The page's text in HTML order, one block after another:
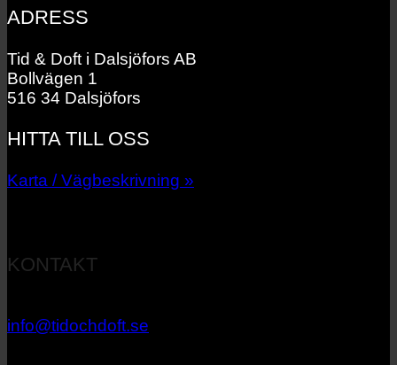
ADRESS
Tid & Doft i Dalsjöfors AB
Bollvägen 1
516 34 Dalsjöfors
HITTA TILL OSS
Karta / Vägbeskrivning »
KONTAKT
info@tidochdoft.se